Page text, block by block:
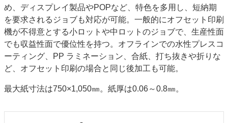
め、ディスプレイ製品やPOPなど、特色を多用し、短納期
を要求されるジョブも対応が可能。一般的にオフセット印刷
機が不得意とする小ロットや中ロットのジョブで、生産性面
でも収益性面で優位性を持つ。オフラインでの水性プレスコ
ーティング、PP ラミネーション、合紙、打ち抜きや折りな
ど、オフセット印刷の場合と同じ後加工も可能。
最大紙寸法は750×1,050㎜。紙厚は0.06～0.8㎜。